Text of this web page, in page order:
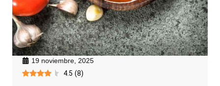
19 noviembre, 2025
4.5 (8)